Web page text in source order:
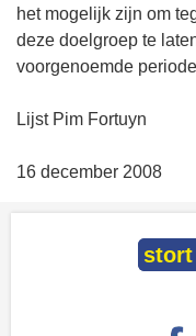
het mogelijk zijn om
deze doelgroep te
voorgenoemde
Lijst Pim Fortuyn
16 december 2008